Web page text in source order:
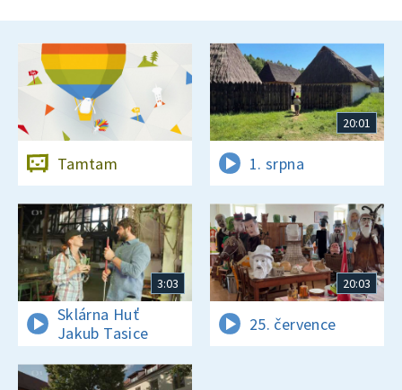
Tamtam
20:01
1. srpna
3:03
Sklárna Huť
Jakub Tasice
20:03
25. července